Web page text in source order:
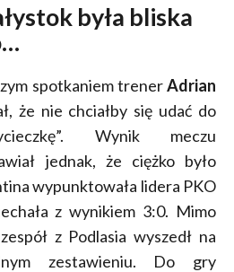
była bliska
spotkaniem trenerAdrian
że nie chciałby się udać do
Wynik meczu
jednak, że ciężko było
wypunktowała lidera PKO
z wynikiem 3:0. Mimo
z Podlasia wyszedł na
zestawieniu. Do gry